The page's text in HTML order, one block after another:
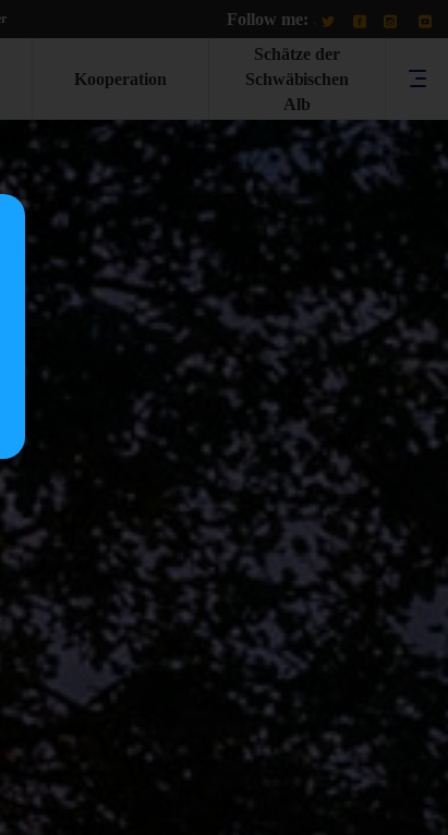
Follow me:
Kooperation
Schätze der
Schwäbischen
Alb